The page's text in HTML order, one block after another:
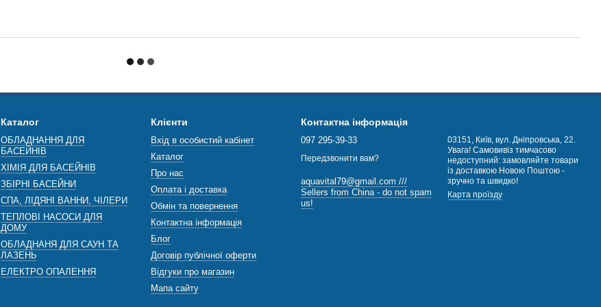
Каталог
ОБЛАДНАННЯ ДЛЯ
БАСЕЙНІВ
ХІМІЯ ДЛЯ БАСЕЙНІВ
ЗБІРНІ БАСЕЙНИ
СПА, ЛІДЯНІ ВАННИ, ЧІЛЕРИ
ТЕПЛОВІ НАСОСИ ДЛЯ
ДОМУ
ОБЛАДНАНЯ ДЛЯ САУН ТА
ЛАЗЕНЬ
ЕЛЕКТРО ОПАЛЕННЯ
Клієнти
Вхід в особистий кабінет
Каталог
Про нас
Оплата і доставка
Обмін та повернення
Контактна інформація
Блог
Договір публічної оферти
Відгуки про магазин
Мапа сайту
Контактна інформація
097 295-39-33
Передзвонити вам?
aquavital79@gmail.com ///
Sellers from China - do not spam
us!
03151, Київ, вул. Дніпровська, 22.
Увага! Самовивіз тимчасово
недоступний: замовляйте товари
із доставкою Новою Поштою -
зручно та швидко!
Карта проїзду